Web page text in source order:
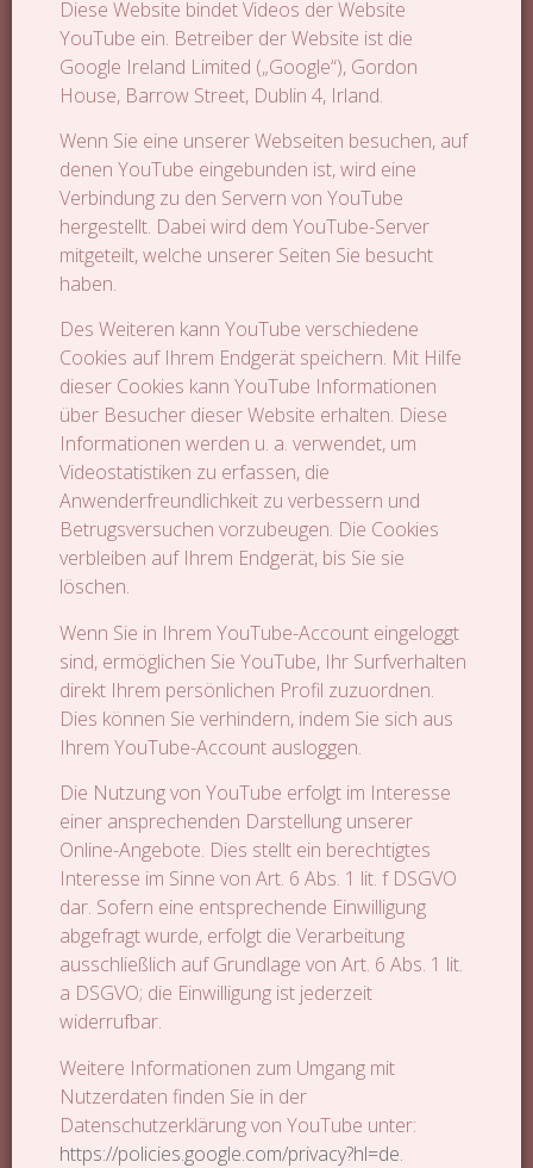
Diese Website bindet Videos der Website
YouTube ein. Betreiber der Website ist die
Google Ireland Limited („Google“), Gordon
House, Barrow Street, Dublin 4, Irland.
Wenn Sie eine unserer Webseiten besuchen, auf
denen YouTube eingebunden ist, wird eine
Verbindung zu den Servern von YouTube
hergestellt. Dabei wird dem YouTube-Server
mitgeteilt, welche unserer Seiten Sie besucht
haben.
Des Weiteren kann YouTube verschiedene
Cookies auf Ihrem Endgerät speichern. Mit Hilfe
dieser Cookies kann YouTube Informationen
über Besucher dieser Website erhalten. Diese
Informationen werden u. a. verwendet, um
Videostatistiken zu erfassen, die
Anwenderfreundlichkeit zu verbessern und
Betrugsversuchen vorzubeugen. Die Cookies
verbleiben auf Ihrem Endgerät, bis Sie sie
löschen.
Wenn Sie in Ihrem YouTube-Account eingeloggt
sind, ermöglichen Sie YouTube, Ihr Surfverhalten
direkt Ihrem persönlichen Profil zuzuordnen.
Dies können Sie verhindern, indem Sie sich aus
Ihrem YouTube-Account ausloggen.
Die Nutzung von YouTube erfolgt im Interesse
einer ansprechenden Darstellung unserer
Online-Angebote. Dies stellt ein berechtigtes
Interesse im Sinne von Art. 6 Abs. 1 lit. f DSGVO
dar. Sofern eine entsprechende Einwilligung
abgefragt wurde, erfolgt die Verarbeitung
ausschließlich auf Grundlage von Art. 6 Abs. 1 lit.
a DSGVO; die Einwilligung ist jederzeit
widerrufbar.
Weitere Informationen zum Umgang mit
Nutzerdaten finden Sie in der
Datenschutzerklärung von YouTube unter:
https://policies.google.com/privacy?hl=de.